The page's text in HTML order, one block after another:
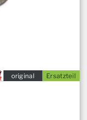
Ersatzteil
original